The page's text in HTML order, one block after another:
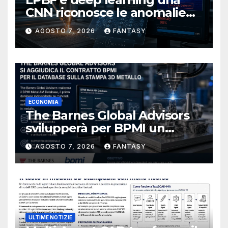
CNN riconosce le anomalie
del bagno di fusione
AGOSTO 7, 2026 FANTASY
ECONOMIA
The Barnes Global Advisors
svilupperà per BPMI un
database per la stampa 3D
metallica destinata alla filiera
navale statunitense
AGOSTO 7, 2026 FANTASY
ULTIME NOTIZIE